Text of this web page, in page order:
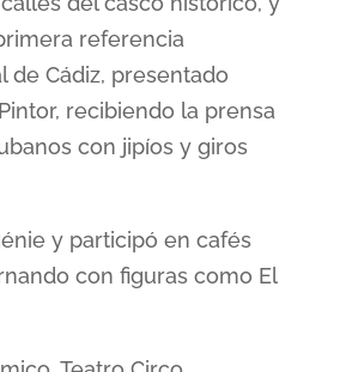
referencia
de Cádiz, presentado
recibiendo la prensa
con jipíos y giros
y participó en cafés
con figuras como El